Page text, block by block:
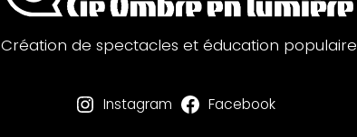
Création de spectacles et éducation populaire
Instagram Facebook